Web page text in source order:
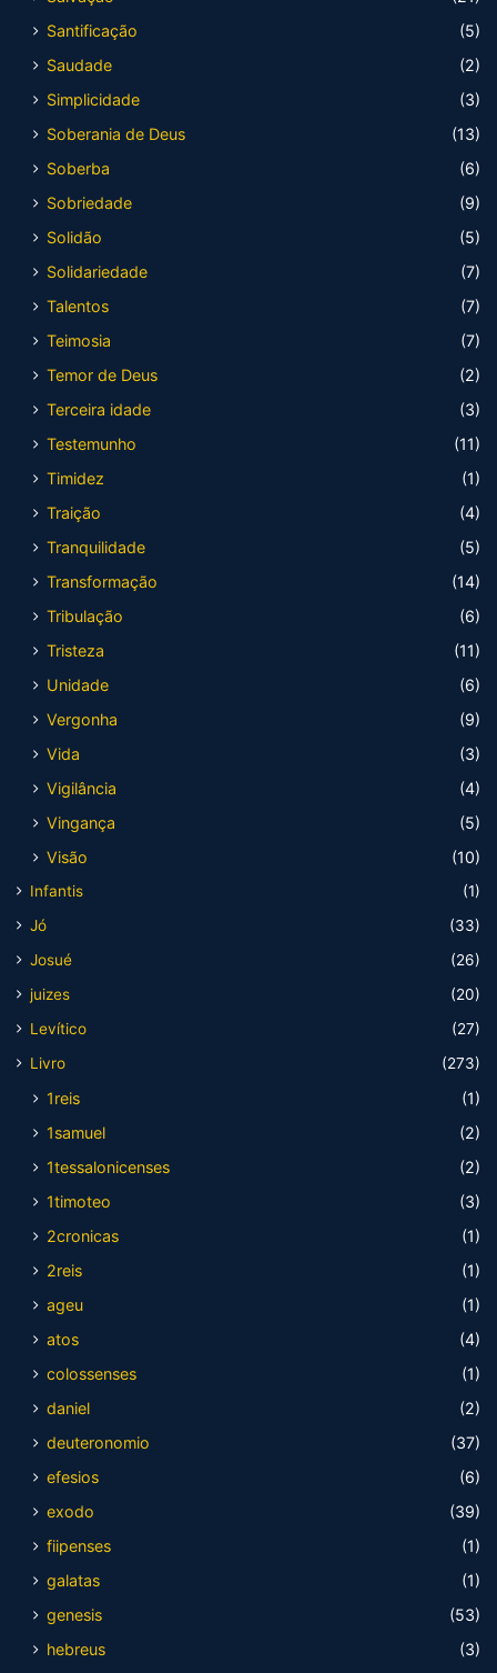
Santificação
(5)
Saudade
(2)
Simplicidade
(3)
Soberania de Deus
(13)
Soberba
(6)
Sobriedade
(9)
Solidão
(5)
Solidariedade
(7)
Talentos
(7)
Teimosia
(7)
Temor de Deus
(2)
Terceira idade
(3)
Testemunho
(11)
Timidez
(1)
Traição
(4)
Tranquilidade
(5)
Transformação
(14)
Tribulação
(6)
Tristeza
(11)
Unidade
(6)
Vergonha
(9)
Vida
(3)
Vigilância
(4)
Vingança
(5)
Visão
(10)
Infantis
(1)
Jó
(33)
Josué
(26)
juizes
(20)
Levítico
(27)
Livro
(273)
1reis
(1)
1samuel
(2)
1tessalonicenses
(2)
1timoteo
(3)
2cronicas
(1)
2reis
(1)
ageu
(1)
atos
(4)
colossenses
(1)
daniel
(2)
deuteronomio
(37)
efesios
(6)
exodo
(39)
fiipenses
(1)
galatas
(1)
genesis
(53)
hebreus
(3)